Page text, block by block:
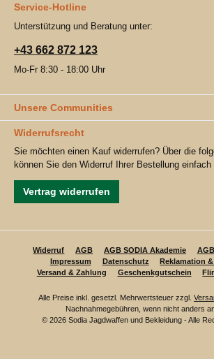
Service-Hotline
Unterstützung und Beratung unter:
+43 662 872 123
Mo-Fr 8:30 - 18:00 Uhr
Unsere Communities
Widerrufsrecht
Sie möchten einen Kauf widerrufen? Über die
können Sie den Widerruf Ihrer Bestellung
Vertrag widerrufen
Widerruf AGB AGB SODIA Akademie
Impressum
Datenschutz
Reklamation
Versand & Zahlung
Geschenkgutschein
Alle Preise inkl. gesetzl. Mehrwertsteuer zzgl.
Nachnahmegebühren, wenn nicht anders
© 2026 Sodia Jagdwaffen und Bekleidung - Alle